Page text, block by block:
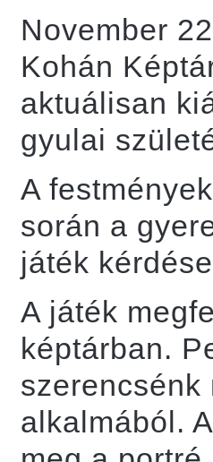
November
Kohán
aktuálisan
gyulai
A
során a
játék
A játék
képtárban.
alkalmából.